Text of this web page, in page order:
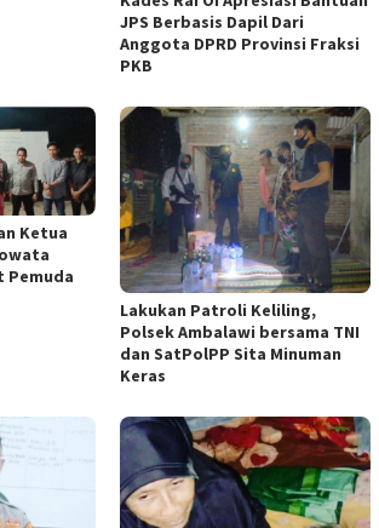
JPS Berbasis Dapil Dari
Anggota DPRD Provinsi Fraksi
PKB
Ketua
Pemuda
Lakukan Patroli Keliling,
Polsek Ambalawi bersama TNI
dan SatPolPP Sita Minuman
Keras